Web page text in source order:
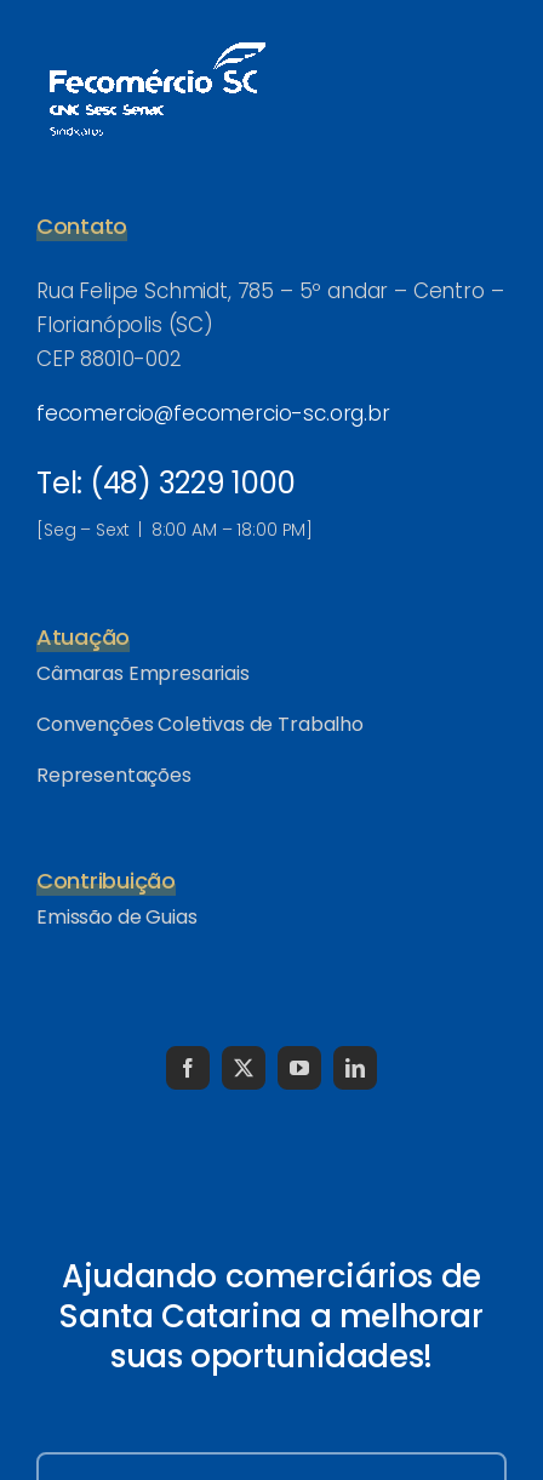
Contato
Rua Felipe Schmidt, 785 – 5º andar – Centro –
Florianópolis (SC)
CEP 88010-002
fecomercio@fecomercio-sc.org.br
Tel: (48) 3229 1000
[Seg – Sext | 8:00 AM – 18:00 PM]
Atuação
Câmaras Empresariais
Convenções Coletivas de Trabalho
Representações
Contribuição
Emissão de Guias
Ajudando comerciários de
Santa Catarina a melhorar
suas oportunidades!